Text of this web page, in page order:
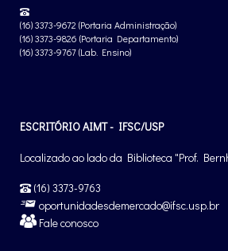
(16) 3373-9672 (Portaria Administração)
(16) 3373-9826 (Portaria Departamento)
(16) 3373-9767 (Lab. Ensino)
ESCRITÓRIO AIMT - IFSC/USP
Localizado ao lado da Biblioteca "Prof.
(16) 3373-9763
oportunidadesdemercado@ifsc.usp.br
Fale conosco